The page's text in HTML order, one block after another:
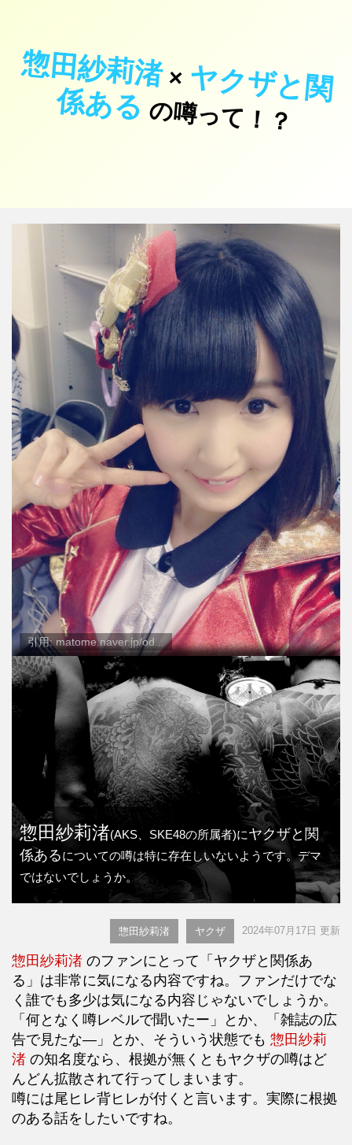
惣田紗莉渚× ヤ
ク
ザ
と
関
係 あ
る の噂って！？
引用: matome.naver.jp/od...
惣田紗莉渚(AKS、SKE48の所属者)にヤクザと関
係あるについての噂は特に存在しいないようです。デマ
ではないでしょうか。
惣田紗莉渚 ヤクザ 2024年07月17日 更新
惣田紗莉渚 のファンにとって「ヤクザと関係あ
る」は非常に気になる内容ですね。ファンだけでな
く誰でも多少は気になる内容じゃないでしょうか。
「何となく噂レベルで聞いたー」とか、「雑誌の広
告で見たな―」とか、そういう状態でも 惣田紗莉
渚 の知名度なら、根拠が無くともヤクザの噂はど
んどん拡散されて行ってしまいます。
噂には尾ヒレ背ヒレが付くと言います。実際に根拠
のある話をしたいですね。